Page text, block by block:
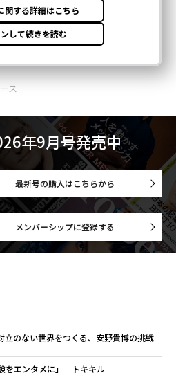
ス
年9月号発売中
最新号の購入はこちらから
メンバーシップに登録する
立のない世界をつくる、安野貴博の挑戦
をエンタメに」│トキキル